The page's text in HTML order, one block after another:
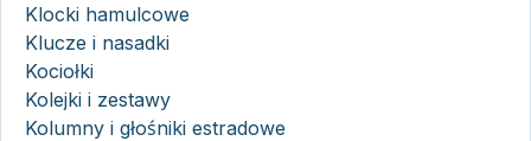
Klocki hamulcowe
Klucze i nasadki
Kociołki
Kolejki i zestawy
Kolumny i głośniki estradowe